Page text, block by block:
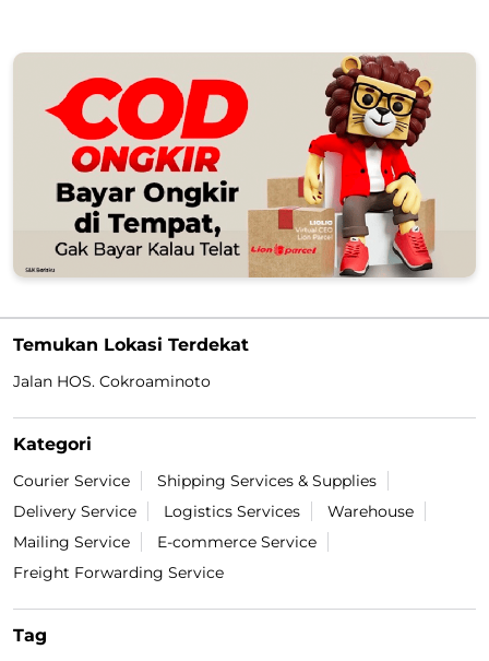
Temukan Lokasi Terdekat
Jalan HOS. Cokroaminoto
Kategori
Courier Service
Shipping Services & Supplies
Delivery Service
Logistics Services
Warehouse
Mailing Service
E-commerce Service
Freight Forwarding Service
Tag